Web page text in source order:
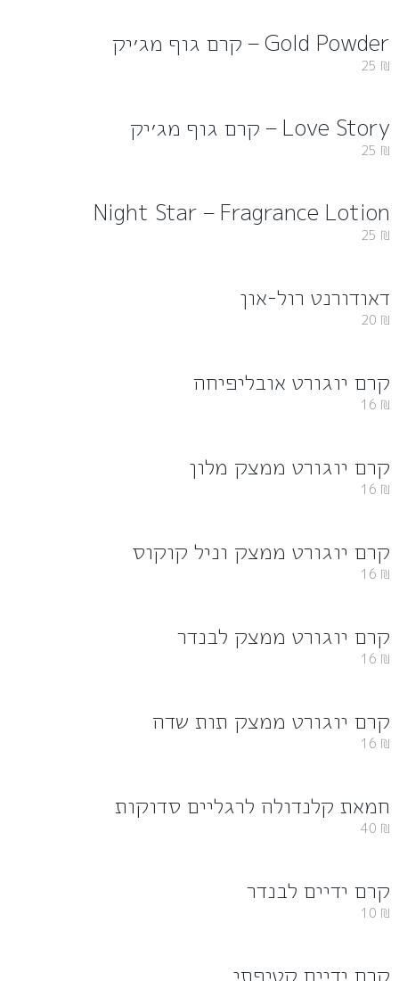
Gold Powder – קרם גוף מג׳יק
25 ₪
Love Story – קרם גוף מג׳יק
25 ₪
Night Star – Fragrance Lotion
25 ₪
דאודורנט רול-און
20 ₪
קרם יוגורט אובליפיחה
16 ₪
קרם יוגורט ממצק מלון
16 ₪
קרם יוגורט ממצק וניל קוקוס
16 ₪
קרם יוגורט ממצק לבנדר
16 ₪
קרם יוגורט ממצק תות שדה
16 ₪
חמאת קלנדולה לרגליים סדוקות
40 ₪
קרם ידיים לבנדר
10 ₪
קרם ידיים קטיפתי